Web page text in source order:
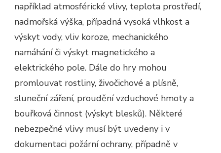
například atmosférické vlivy, teplota prostředí,
nadmořská výška, případná vysoká vlhkost a
výskyt vody, vliv koroze, mechanického
namáhání či výskyt magnetického a
elektrického pole. Dále do hry mohou
promlouvat rostliny, živočichové a plísně,
sluneční záření, proudění vzduchové hmoty a
bouřková činnost (výskyt blesků). Některé
nebezpečné vlivy musí být uvedeny i v
dokumentaci požární ochrany, případně v